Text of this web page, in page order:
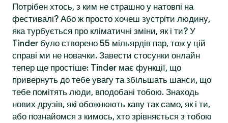
Потрібен хтось, з ким не страшно у натовпі на
фестивалі? Або ж просто хочеш зустріти людину,
яка турбується про кліматичні зміни, як і ти? У
Tinder було створено 55 мільярдів пар, тож у цій
справі ми не новачки. Завести стосунки онлайн
тепер ще простіше: Tinder має функції, що
привернуть до тебе увагу та збільшать шанси, що
тебе помітять люди, вподобані тобою. Знаходь
нових друзів, які обожнюють каву так само, як і ти,
або познайомся з кимось, хто зрівняється з тобою